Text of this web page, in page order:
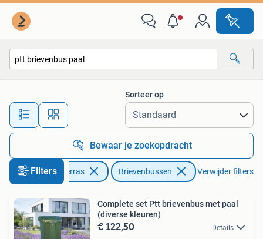
Alle afstanden…
Sorteer op
Bewaar je zoekopdracht
Filters
Tuin en Terras Brievenbussen Verwijder filters
Complete set Ptt brievenbus met paal
(diverse kleuren)
€ 122,50 Details